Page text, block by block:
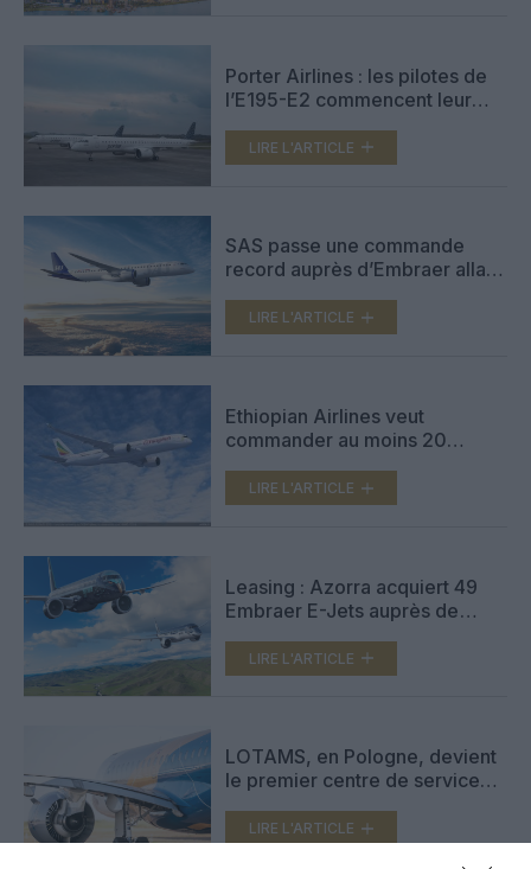
Porter Airlines : les pilotes de
l’E195-E2 commencent leur
simulateur de vol à Montréal
LIRE L'ARTICLE
SAS passe une commande
record auprès d’Embraer allant
LIRE L'ARTICLE
Ethiopian Airlines veut
commander au moins 20
Boeing ou Embraer
LIRE L'ARTICLE
Leasing : Azorra acquiert 49
Embraer E-Jets auprès de
LIRE L'ARTICLE
LOTAMS, en Pologne, devient
le premier centre de service
LIRE L'ARTICLE